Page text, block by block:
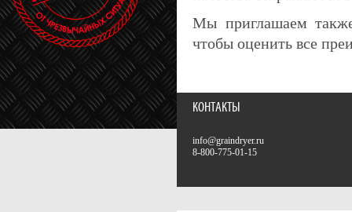
Мы приглашаем
чтобы оценить все
КОНТАКТЫ
info@graindryer.ru
8-800-775-01-15